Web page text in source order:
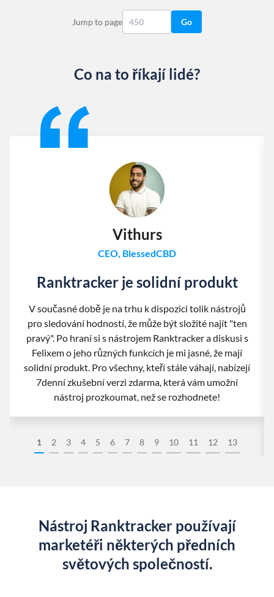
Jump to page Go
Co na to říkají lidé?
1 2 3 4 5 6 7 8 9 10 11 12 13
Vithurs
CEO, BlessedCBD
Ranktracker je solidní produkt
V současné době je na trhu k dispozici tolik nástrojů
pro sledování hodností, že může být složité najít "ten
pravý". Po hraní si s nástrojem Ranktracker a diskusi s
Felixem o jeho různých funkcích je mi jasné, že mají
solidní produkt. Pro všechny, kteří stále váhají, nabízejí
7denní zkušební verzi zdarma, která vám umožní
nástroj prozkoumat, než se rozhodnete!
Nástroj Ranktracker používají
marketéři některých předních
světových společností.